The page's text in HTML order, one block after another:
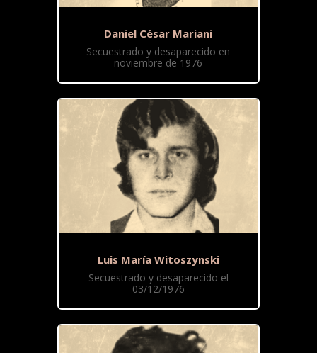
Daniel César Mariani
Secuestrado y desaparecido en
noviembre de 1976
Luis María Witoszynski
Secuestrado y desaparecido el
03/12/1976